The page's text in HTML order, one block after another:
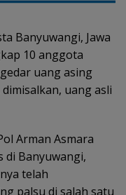
Banyuwangi, Jawa
10 anggota
uang asing
uang asli
Arman Asmara
di Banyuwangi,
telah
palsu di salah satu